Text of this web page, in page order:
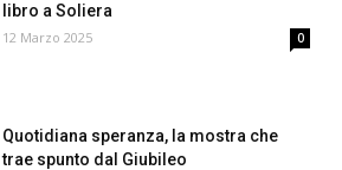
libro a Soliera
12 Marzo 2025 0
Quotidiana speranza, la mostra che
trae spunto dal Giubileo